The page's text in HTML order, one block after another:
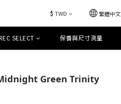
$ TWD 繁體中文
SELECT 保養與尺寸測量
Green Trinity